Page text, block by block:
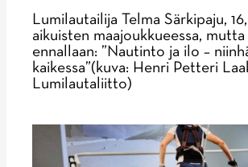
Lumilautailija Telma Särkipaju,
aikuisten maajoukkueessa,
ennallaan: ”Nautinto ja ilo –
kaikessa”(kuva: Henri Petteri
Lumilautaliitto)